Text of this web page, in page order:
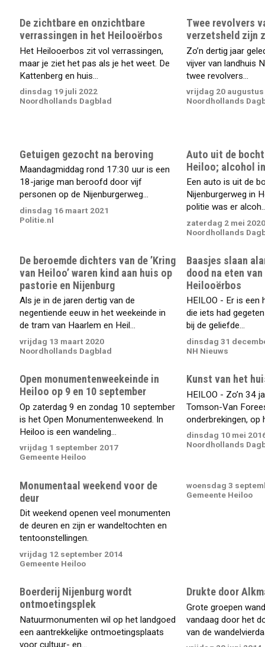
De zichtbare en onzichtbare
verrassingen in het Heilooërbos
Het Heilooerbos zit vol verrassingen,
maar je ziet het pas als je het weet. De
Kattenberg en huis...
dinsdag 19 juli 2022
Noordhollands Dagblad
Twee revolvers
verzetsheld zijn
Zo’n dertig jaar
vijver van landhuis
twee revolvers...
vrijdag 20 augustus
Noordhollands
Getuigen gezocht na beroving
Maandagmiddag rond 17:30 uur is een
18-jarige man beroofd door vijf
personen op de Nijenburgerweg...
dinsdag 16 maart 2021
Politie.nl
Auto uit de
Heiloo; alcohol
Een auto is uit de
Nijenburgerweg in
politie was er
zaterdag 2 mei 2020
Noordhollands
De beroemde dichters van de ’Kring
van Heiloo’ waren kind aan huis op
pastorie en Nijenburg
Als je in de jaren dertig van de
negentiende eeuw in het weekeinde in
de tram van Haarlem en Heil...
vrijdag 13 maart 2020
Noordhollands Dagblad
Baasjes slaan
dood na eten
Heilooërbos
HEILOO - Er is een
die iets had
bij de geliefde...
dinsdag 31
NH Nieuws
Open monumentenweekeinde in
Heiloo op 9 en 10 september
Op zaterdag 9 en zondag 10 september
is het Open Monumentenweekend. In
Heiloo is een wandeling...
vrijdag 1 september 2017
Gemeente Heiloo
Kunst van het
HEILOO - Zo’n 34
Tomson-Van
onderbrekingen, op
dinsdag 10 mei
Noordhollands
Monumentaal weekend voor de
deur
Dit weekend openen veel monumenten
de deuren en zijn er wandeltochten en
tentoonstellingen.
vrijdag 12 september 2014
Gemeente Heiloo
woensdag 3
Gemeente Heiloo
Boerderij Nijenburg wordt
ontmoetingsplek
Natuurmonumenten wil op het landgoed
een aantrekkelijke ontmoetingsplaats
voor cultuur- en...
Drukte door
Grote groepen
vandaag door het
van de